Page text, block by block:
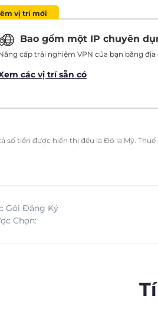
vị trí mới
Bao gồm một IP chuyên
cấp trải nghiệm VPN của bạn bằng
các vị trí sẵn có
số tiền được hiển thị đều là Đô la Mỹ.
Gói Đăng Ký
Chọn: